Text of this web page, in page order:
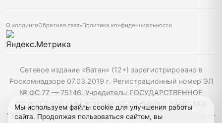
О холдингеОбратная связьПолитика конфиденциальности
Сетевое издание «Ватан» (12+) зарегистрировано в
Роскомнадзоре 07.03.2019 г. Регистрационный номер ЭЛ
№ ФС 77 — 75146. Учредитель: ГОСУДАРСТВЕННОЕ
БЮДЖЕТНОЕ УЧРЕЖДЕНИЕ РЕСПУБЛИКИ ДАГЕСТАН
"ЭТНОМЕДИАХОЛДИНГ "ДАГЕСТАН". Главный редактор —
Мы используем файлы cookie для улучшения работы
сайта. Продолжая пользоваться сайтом, вы